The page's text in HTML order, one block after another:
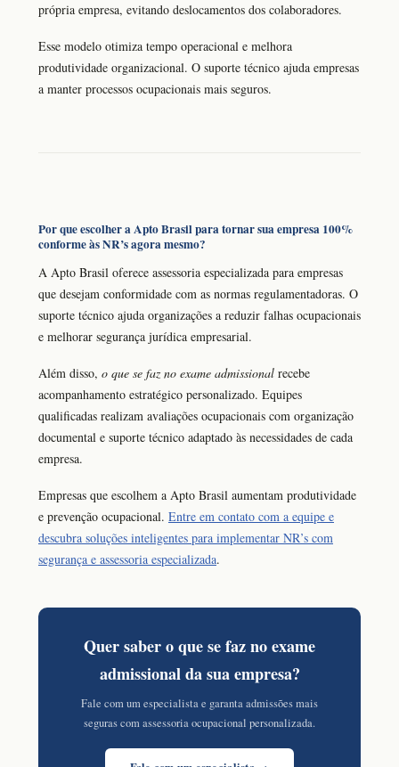
própria empresa, evitando deslocamentos dos colaboradores.
Esse modelo otimiza tempo operacional e melhora
produtividade organizacional. O suporte técnico ajuda empresas
a manter processos ocupacionais mais seguros.
Por que escolher a Apto Brasil para tornar sua empresa 100%
conforme às NR’s agora mesmo?
A Apto Brasil oferece assessoria especializada para empresas
que desejam conformidade com as normas regulamentadoras. O
suporte técnico ajuda organizações a reduzir falhas ocupacionais
e melhorar segurança jurídica empresarial.
Além disso, o que se faz no exame admissional recebe
acompanhamento estratégico personalizado. Equipes
qualificadas realizam avaliações ocupacionais com organização
documental e suporte técnico adaptado às necessidades de cada
empresa.
Empresas que escolhem a Apto Brasil aumentam produtividade
e prevenção ocupacional. Entre em contato com a equipe e
descubra soluções inteligentes para implementar NR’s com
segurança e assessoria especializada.
Quer saber o que se faz no exame
admissional da sua empresa?
Fale com um especialista e garanta admissões mais
seguras com assessoria ocupacional personalizada.